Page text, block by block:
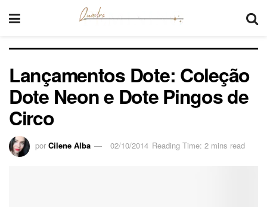
Lançamentos Dote: Coleção
Dote Neon e Dote Pingos de
Circo
por Cilene Alba 02/10/2014 Reading Time: 2 mins read